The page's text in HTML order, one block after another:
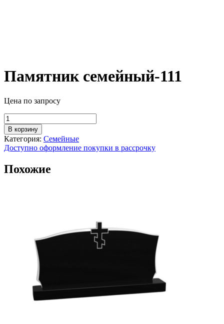
Памятник семейный-111
Цена по запросу
Количество
товара
Памятник
семейный-111
В корзину
Категория: Семейные
Доступно оформление покупки в рассрочку
Похожие